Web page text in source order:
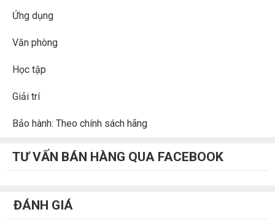
Ứng dụng
Văn phòng
Học tập
Giải trí
Bảo hành: Theo chính sách hãng
TƯ VẤN BÁN HÀNG QUA FACEBOOK
ĐÁNH GIÁ